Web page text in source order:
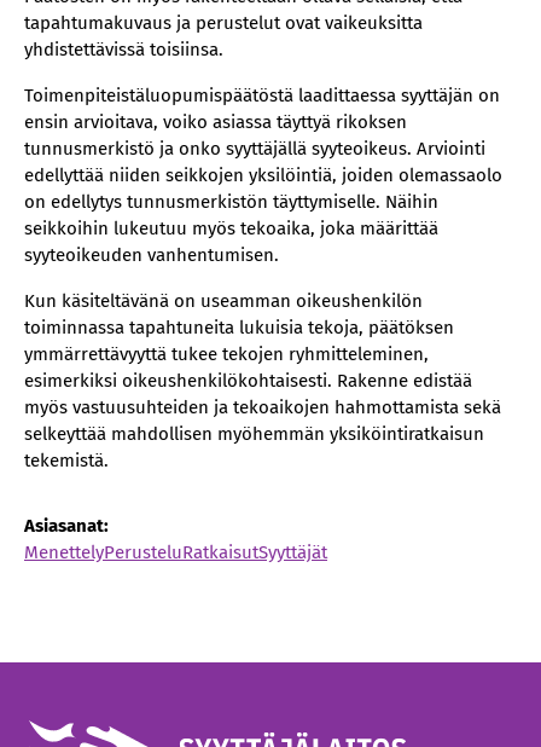
tapahtumakuvaus ja perustelut ovat vaikeuksitta
yhdistettävissä toisiinsa.
Toimenpiteistäluopumispäätöstä laadittaessa syyttäjän on
ensin arvioitava, voiko asiassa täyttyä rikoksen
tunnusmerkistö ja onko syyttäjällä syyteoikeus. Arviointi
edellyttää niiden seikkojen yksilöintiä, joiden olemassaolo
on edellytys tunnusmerkistön täyttymiselle. Näihin
seikkoihin lukeutuu myös tekoaika, joka määrittää
syyteoikeuden vanhentumisen.
Kun käsiteltävänä on useamman oikeushenkilön
toiminnassa tapahtuneita lukuisia tekoja, päätöksen
ymmärrettävyyttä tukee tekojen ryhmitteleminen,
esimerkiksi oikeushenkilökohtaisesti. Rakenne edistää
myös vastuusuhteiden ja tekoaikojen hahmottamista sekä
selkeyttää mahdollisen myöhemmän yksiköintiratkaisun
tekemistä.
Asiasanat:
MenettelyPerusteluRatkaisutSyyttäjät